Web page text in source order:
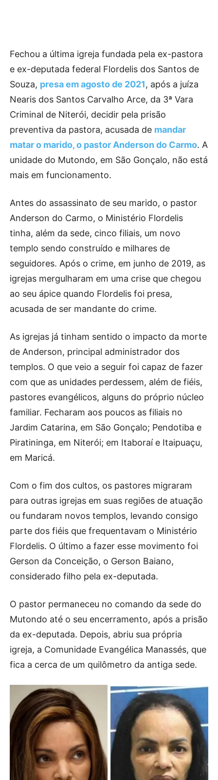
Fechou a última igreja fundada pela ex-pastora
e ex-deputada federal Flordelis dos Santos de
Souza, presa em agosto de 2021, após a juíza
Nearis dos Santos Carvalho Arce, da 3ª Vara
Criminal de Niterói, decidir pela prisão
preventiva da pastora, acusada de mandar
matar o marido, o pastor Anderson do Carmo. A
unidade do Mutondo, em São Gonçalo, não está
mais em funcionamento.
Antes do assassinato de seu marido, o pastor
Anderson do Carmo, o Ministério Flordelis
tinha, além da sede, cinco filiais, um novo
templo sendo construído e milhares de
seguidores. Após o crime, em junho de 2019, as
igrejas mergulharam em uma crise que chegou
ao seu ápice quando Flordelis foi presa,
acusada de ser mandante do crime.
As igrejas já tinham sentido o impacto da morte
de Anderson, principal administrador dos
templos. O que veio a seguir foi capaz de fazer
com que as unidades perdessem, além de fiéis,
pastores evangélicos, alguns do próprio núcleo
familiar. Fecharam aos poucos as filiais no
Jardim Catarina, em São Gonçalo; Pendotiba e
Piratininga, em Niterói; em Itaboraí e Itaipuaçu,
em Maricá.
Com o fim dos cultos, os pastores migraram
para outras igrejas em suas regiões de atuação
ou fundaram novos templos, levando consigo
parte dos fiéis que frequentavam o Ministério
Flordelis. O último a fazer esse movimento foi
Gerson da Conceição, o Gerson Baiano,
considerado filho pela ex-deputada.
O pastor permaneceu no comando da sede do
Mutondo até o seu encerramento, após a prisão
da ex-deputada. Depois, abriu sua própria
igreja, a Comunidade Evangélica Manassés, que
fica a cerca de um quilômetro da antiga sede.